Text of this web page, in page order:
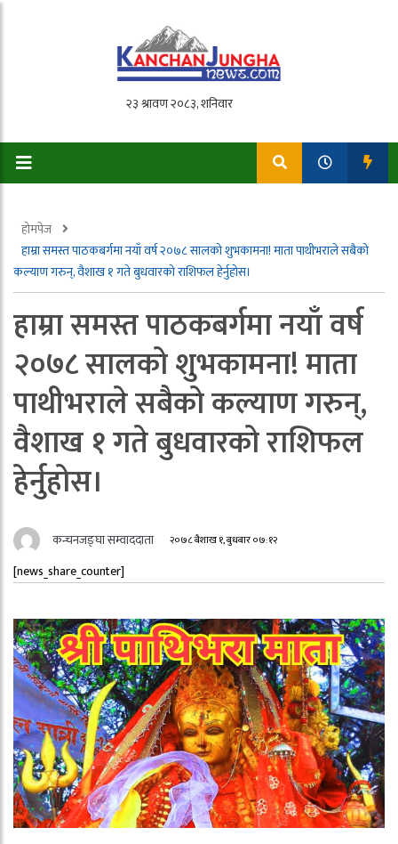
होमपेज
हाम्रा समस्त पाठकबर्गमा नयाँ वर्ष २०७८ सालको शुभकामना! माता पाथीभराले सबैको
कल्याण गरुन्, वैशाख १ गते बुधवारको राशिफल हेर्नुहोस।
हाम्रा समस्त पाठकबर्गमा नयाँ वर्ष
२०७८ सालको शुभकामना! माता
पाथीभराले सबैको कल्याण गरुन्,
वैशाख १ गते बुधवारको राशिफल
हेर्नुहोस।
कन्चनजङ्घा सम्वाददाता २०७८ बैशाख १, बुधबार ०७:१२
[news_share_counter]